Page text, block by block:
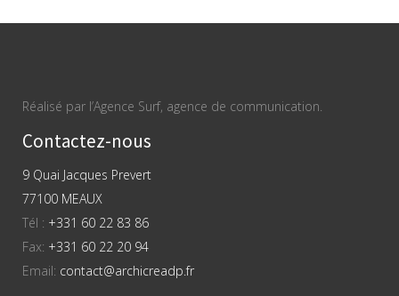
Réalisé par l’Agence Surf, agence de communication.
Contactez-nous
9 Quai Jacques Prevert
77100 MEAUX
Tél : +331 60 22 83 86
Fax: +331 60 22 20 94
Email: contact@archicreadp.fr